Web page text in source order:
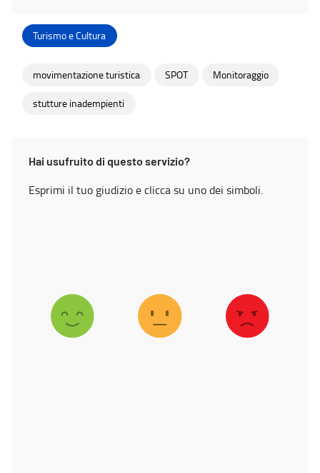
Turismo e Cultura
movimentazione turistica SPOT Monitoraggio
stutture inadempienti
Hai usufruito di questo servizio?
Esprimi il tuo giudizio e clicca su uno dei simboli.